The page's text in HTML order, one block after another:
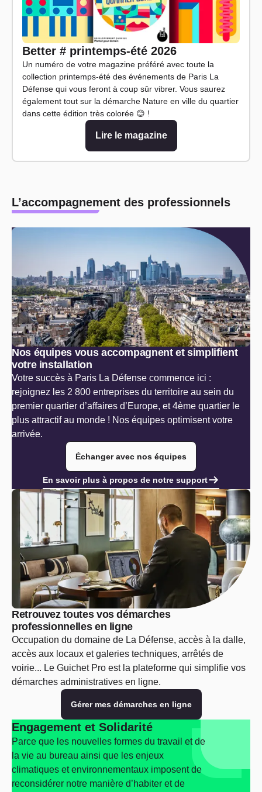
Better # printemps-été 2026
Un numéro de votre magazine préféré avec toute la
collection printemps-été des événements de Paris La
Défense qui vous feront à coup sûr vibrer. Vous saurez
également tout sur la démarche Nature en ville du quartier
dans cette édition très colorée 😊 !
Lire le magazine
L’accompagnement des professionnels
Nos équipes vous accompagnent et simplifient
votre installation
Votre succès à Paris La Défense commence ici :
rejoignez les 2 800 entreprises du territoire au sein du
premier quartier d’affaires d’Europe, et 4ème quartier le
plus attractif au monde ! Nos équipes optimisent votre
arrivée.
Échanger avec nos équipes
En savoir plus à propos de notre support
Retrouvez toutes vos démarches
professionnelles en ligne
Occupation du domaine de La Défense, accès à la dalle,
accès aux locaux et galeries techniques, arrêtés de
voirie... Le Guichet Pro est la plateforme qui simplifie vos
démarches administratives en ligne.
Gérer mes démarches en ligne
Engagement et Solidarité
Parce que les nouvelles formes du travail et de
la vie au bureau ainsi que les enjeux
climatiques et environnementaux imposent de
reconsidérer notre manière d’habiter et de